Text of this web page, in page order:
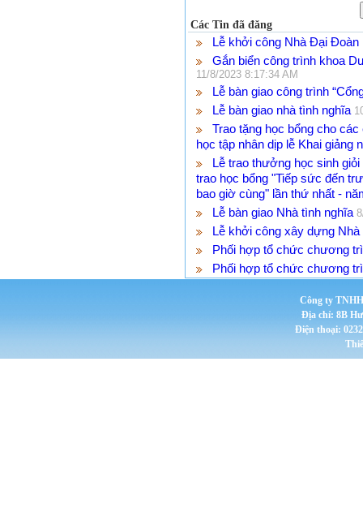
Các Tin đã đăng
Lễ khởi công Nhà Đại Đoàn
Gắn biển công trình khoa
11/8/2023 8:17:34 AM
Lễ bàn giao công trình
Lễ bàn giao nhà tình nghĩa
Trao tặng học bổng cho
học tập nhân dịp lễ Khai giảng
Lễ trao thưởng học sinh
trao học bổng "Tiếp sức đến
bao giờ cùng" lần thứ nhất -
Lễ bàn giao Nhà tình nghĩa
Lễ khởi công xây dựng Nhà
Phối hợp tổ chức chương
Phối hợp tổ chức chương
Công ty
Địa chỉ: 8B
Điện thoại: